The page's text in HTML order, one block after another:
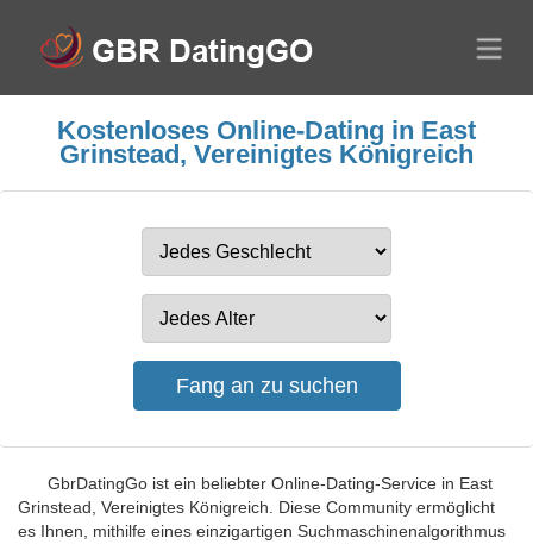
Kostenloses Online-Dating in East
Grinstead, Vereinigtes Königreich
GbrDatingGo ist ein beliebter Online-Dating-Service in East
Grinstead, Vereinigtes Königreich. Diese Community ermöglicht
es Ihnen, mithilfe eines einzigartigen Suchmaschinenalgorithmus